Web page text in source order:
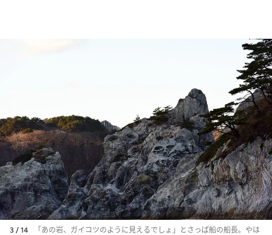
3 / 14
「あの岩、ガイコツのように見えるでしょ」とさっぱ船の船長。やは